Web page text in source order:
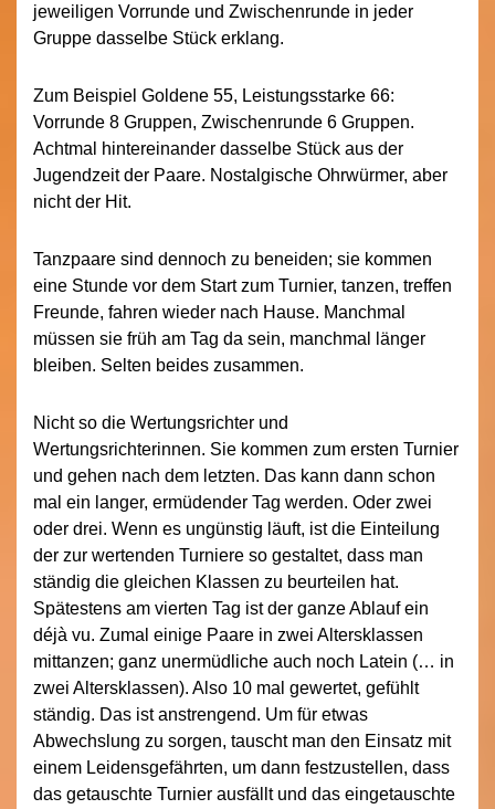
jeweiligen Vorrunde und Zwischenrunde in jeder
Gruppe dasselbe Stück erklang.
Zum Beispiel Goldene 55, Leistungsstarke 66:
Vorrunde 8 Gruppen, Zwischenrunde 6 Gruppen.
Achtmal hintereinander dasselbe Stück aus der
Jugendzeit der Paare. Nostalgische Ohrwürmer, aber
nicht der Hit.
Tanzpaare sind dennoch zu beneiden; sie kommen
eine Stunde vor dem Start zum Turnier, tanzen, treffen
Freunde, fahren wieder nach Hause. Manchmal
müssen sie früh am Tag da sein, manchmal länger
bleiben. Selten beides zusammen.
Nicht so die Wertungsrichter und
Wertungsrichterinnen. Sie kommen zum ersten Turnier
und gehen nach dem letzten. Das kann dann schon
mal ein langer, ermüdender Tag werden. Oder zwei
oder drei. Wenn es ungünstig läuft, ist die Einteilung
der zur wertenden Turniere so gestaltet, dass man
ständig die gleichen Klassen zu beurteilen hat.
Spätestens am vierten Tag ist der ganze Ablauf ein
déjà vu. Zumal einige Paare in zwei Altersklassen
mittanzen; ganz unermüdliche auch noch Latein (… in
zwei Altersklassen). Also 10 mal gewertet, gefühlt
ständig. Das ist anstrengend. Um für etwas
Abwechslung zu sorgen, tauscht man den Einsatz mit
einem Leidensgefährten, um dann festzustellen, dass
das getauschte Turnier ausfällt und das eingetauschte